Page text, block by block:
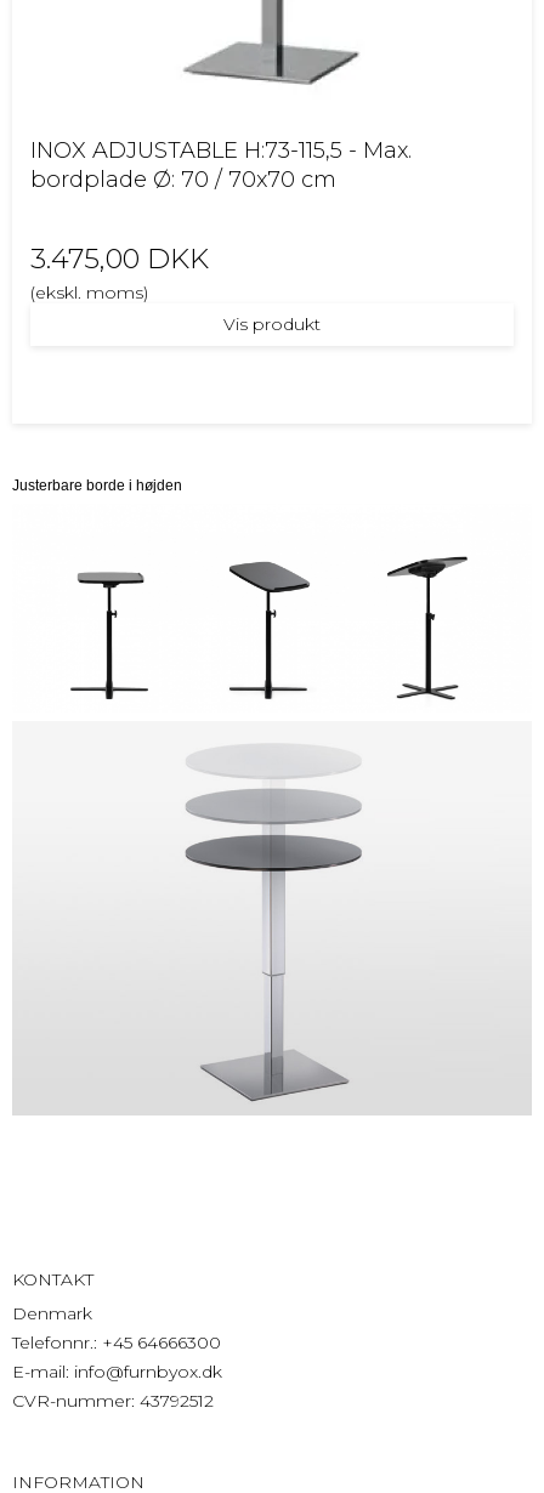
INOX ADJUSTABLE H:73-115,5 - Max.
bordplade Ø: 70 / 70x70 cm
3.475,00 DKK
(ekskl. moms)
Vis produkt
Justerbare borde i højden
KONTAKT
Denmark
Telefonnr.: +45 64666300
E-mail: info@furnbyox.dk
CVR-nummer: 43792512
INFORMATION